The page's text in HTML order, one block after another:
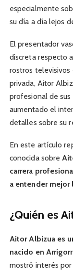
especialmente
su día a día lejos
El presentador
discreta respecto
rostros televisivos
privada, Aitor
profesional de sus
aumentado el
detalles sobre su
En este artículo
conocida sobre
carrera
a entender mejor
¿Quién es
Aitor Albizua es
nacido en
mostró interés